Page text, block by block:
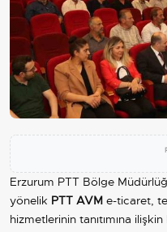
Erzurum PTT Bölge
yönelik PTT AVM e-ticaret,
hizmetlerinin tanıtımına